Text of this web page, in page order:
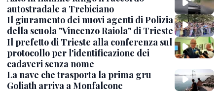
autostradale a Trebiciano
Il giuramento dei nuovi agenti di Polizia
della scuola "Vincenzo Raiola" di Trieste
Il prefetto di Trieste alla conferenza sul
protocollo per l'identificazione dei
cadaveri senza nome
La nave che trasporta la prima gru
Goliath arriva a Monfalcone